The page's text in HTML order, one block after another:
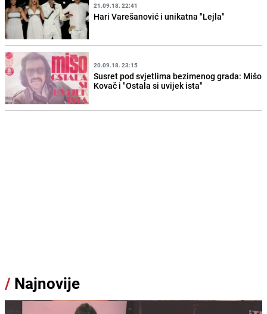
21.09.18. 22:41
Hari Varešanović i unikatna "Lejla"
20.09.18. 23:15
Susret pod svjetlima bezimenog grada: Mišo
Kovač i "Ostala si uvijek ista"
/ Najnovije